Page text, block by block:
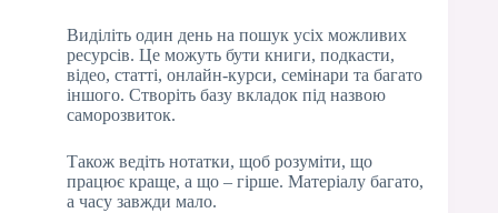
Виділіть один день на пошук усіх можливих
ресурсів. Це можуть бути книги, подкасти,
відео, статті, онлайн-курси, семінари та багато
іншого. Створіть базу вкладок під назвою
саморозвиток.
Також ведіть нотатки, щоб розуміти, що
працює краще, а що – гірше. Матеріалу багато,
а часу завжди мало.